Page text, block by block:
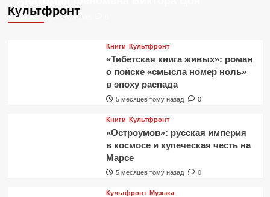
Культфронт
2 месяца тому назад
Книги Культфронт
«Тибетская книга живых»: роман
о поиске «смысла номер ноль»
в эпоху распада
5 месяцев тому назад 0
Книги Культфронт
«Остроумов»: русская империя
в космосе и купеческая честь на
Марсе
5 месяцев тому назад 0
Культфронт Музыка